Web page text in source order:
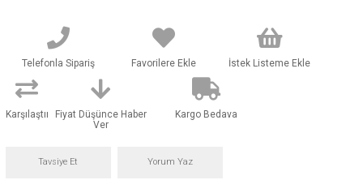
Telefonla Sipariş Favorilere Ekle İstek Listeme Ekle
Karşılaştır
Fiyat Düşünce Haber
Ver
Kargo Bedava
Tavsiye Et Yorum Yaz